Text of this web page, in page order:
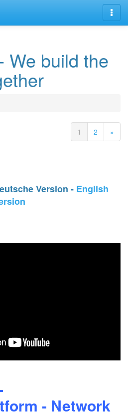
We build the
1 2 »
Version - English
- Network